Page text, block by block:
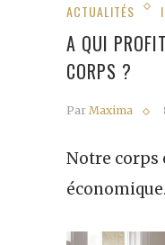
ACTUALITÉS
A QUI
CORPS ?
Par Maxima
Notre corps